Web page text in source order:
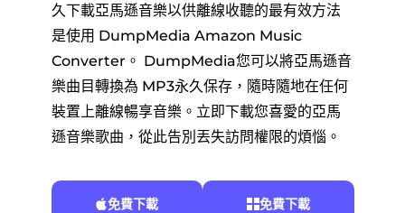
久下載亞馬遜音樂以供離線收聽的最有效方法
是使用 DumpMedia Amazon Music
Converter。 DumpMedia您可以將亞馬遜音
樂曲目轉換為 MP3永久保存，隨時隨地在任何
裝置上離線暢享音樂。立即下載您喜愛的亞馬
遜音樂歌曲，從此告別丟失訪問權限的煩惱。
免費下載 免費下載